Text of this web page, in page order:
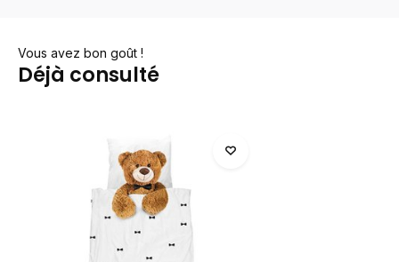
Vous avez bon goût !
Déjà consulté